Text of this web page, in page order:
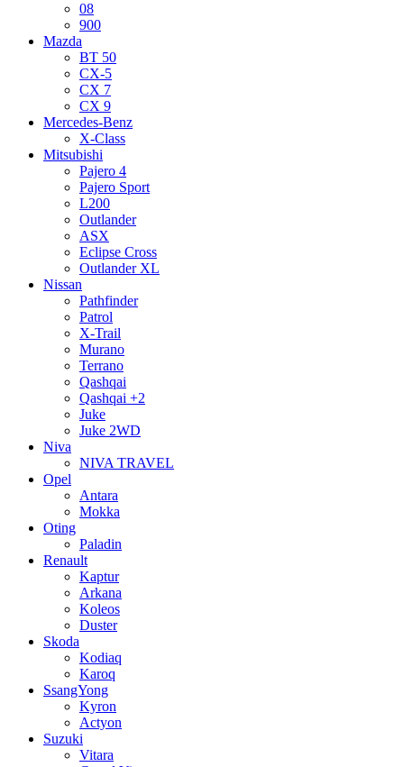
08
900
Mazda
BT 50
CX-5
CX 7
CX 9
Mercedes-Benz
X-Class
Mitsubishi
Pajero 4
Pajero Sport
L200
Outlander
ASX
Eclipse Cross
Outlander XL
Nissan
Pathfinder
Patrol
X-Trail
Murano
Terrano
Qashqai
Qashqai +2
Juke
Juke 2WD
Niva
NIVA TRAVEL
Opel
Antara
Mokka
Oting
Paladin
Renault
Kaptur
Arkana
Koleos
Duster
Skoda
Kodiaq
Karoq
SsangYong
Kyron
Actyon
Suzuki
Vitara